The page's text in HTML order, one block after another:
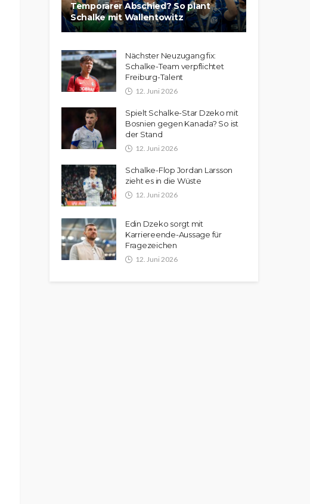
Temporärer Abschied? So plant
Schalke mit Wallentowitz
Nächster Neuzugang fix:
Schalke-Team verpflichtet
Freiburg-Talent
12. Juni 2026
Spielt Schalke-Star Dzeko mit
Bosnien gegen Kanada? So ist
der Stand
12. Juni 2026
Schalke-Flop Jordan Larsson
zieht es in die Wüste
12. Juni 2026
Edin Dzeko sorgt mit
Karriereende-Aussage für
Fragezeichen
12. Juni 2026